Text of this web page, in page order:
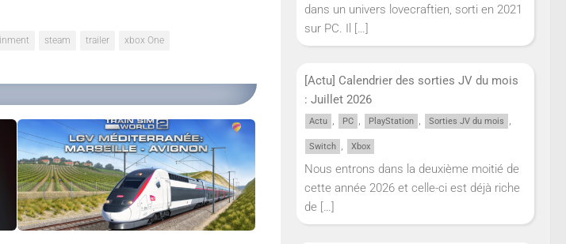
steam trailer xbox One
dans un univers lovecraftien, sorti en 2021
sur PC. Il […]
[Actu] Calendrier des sorties JV du mois
: Juillet 2026
Actu , PC , PlayStation , Sorties JV du mois ,
Switch , Xbox
Nous entrons dans la deuxième moitié de
cette année 2026 et celle-ci est déjà riche
de […]